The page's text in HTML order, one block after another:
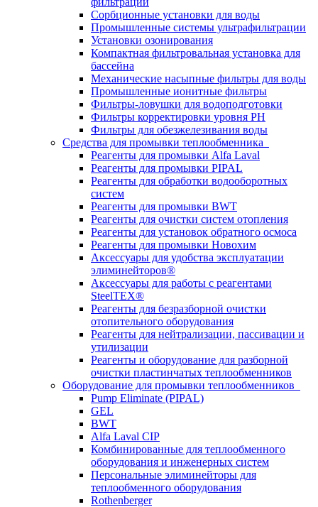
Сорбционные установки для воды
Промышленные системы ультрафильтрации
Установки озонирования
Компактная фильтровальная установка для
бассейна
Механические насыпные фильтры для воды
Промышленные ионитные фильтры
Фильтры-ловушки для водоподготовки
Фильтры корректировки уровня PH
Фильтры для обезжелезивания воды
Средства для промывки теплообменника
Реагенты для промывки Alfa Laval
Реагенты для промывки PIPAL
Реагенты для обработки водооборотных
систем
Реагенты для промывки BWT
Реагенты для очистки систем отопления
Реагенты для установок обратного осмоса
Реагенты для промывки Новохим
Аксессуары для удобства эксплуатации
элиминейторов®
Аксессуары для работы с реагентами
SteelTEX®
Реагенты для безразборной очистки
отопительного оборудования
Реагенты для нейтрализации, пассивации и
утилизации
Реагенты и оборудование для разборной
очистки пластинчатых теплообменников
Оборудование для промывки теплообменников
Pump Eliminate (PIPAL)
GEL
BWT
Alfa Laval CIP
Комбинированные для теплообменного
оборудования и инженерных систем
Персональные элиминейторы для
теплообменного оборудования
Rothenberger